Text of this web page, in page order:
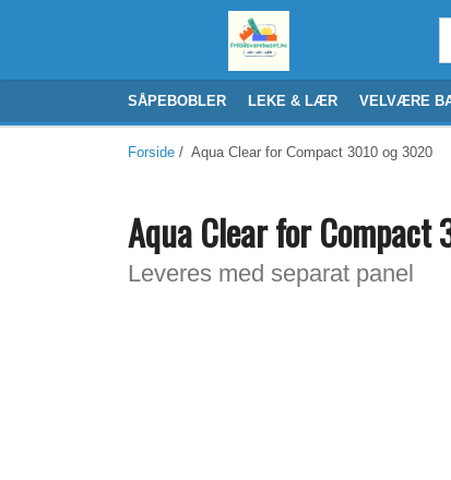
SÅPEBOBLER LEKE & LÆR VELVÆRE
Forside / Aqua Clear for Compact 3010 og 3020
Aqua Clear for Compact
Leveres med separat panel